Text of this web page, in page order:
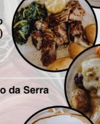
6 de
A
todo
Freitas do Amaral
5 de Agosto de 2026